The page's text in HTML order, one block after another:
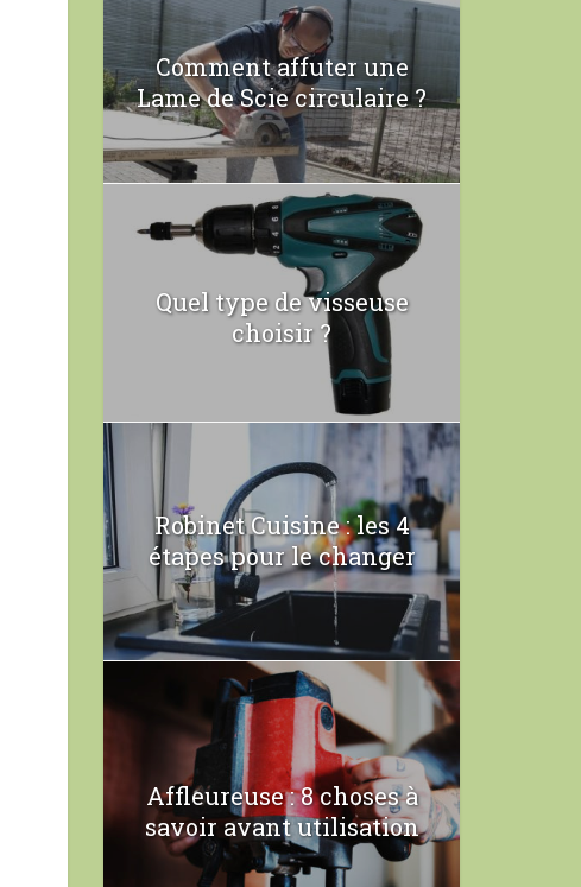
Comment affuter une
Lame de Scie circulaire ?
Quel type de visseuse
choisir ?
Robinet Cuisine : les 4
étapes pour le changer
Affleureuse : 8 choses à
savoir avant utilisation